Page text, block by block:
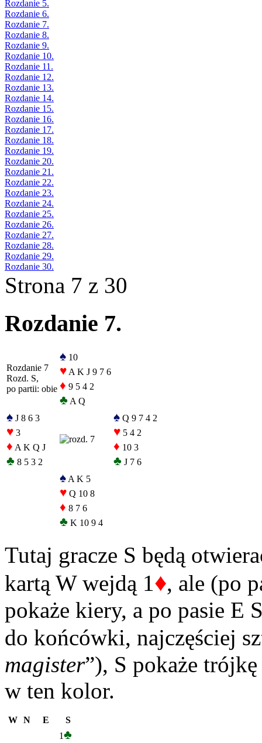
Rozdanie 5.
Rozdanie 6.
Rozdanie 7.
Rozdanie 8.
Rozdanie 9.
Rozdanie 10.
Rozdanie 11.
Rozdanie 12.
Rozdanie 13.
Rozdanie 14.
Rozdanie 15.
Rozdanie 16.
Rozdanie 17.
Rozdanie 18.
Rozdanie 19.
Rozdanie 20.
Rozdanie 21.
Rozdanie 22.
Rozdanie 23.
Rozdanie 24.
Rozdanie 25.
Rozdanie 26.
Rozdanie 27.
Rozdanie 28.
Rozdanie 29.
Rozdanie 30.
Strona 7 z 30
Rozdanie 7.
Rozdanie 7
Rozd. S,
po partii: obie
♠ 10
♥ A K J 9 7 6
♦ 9 5 4 2
♣ A Q
♠ J 8 6 3
♥ 3
♦ A K Q J
♣ 8 5 3 2
♠ Q 9 7 4 2
♥ 5 4 2
♦ 10 3
♣ J 7 6
♠ A K 5
♥ Q 10 8
♦ 8 7 6
♣ K 10 9 4
Tutaj gracze S będą
kartą W wejdą 1♦, ale (po
pokaże kiery, a po pasie E
do końcówki, najczęściej
magister”), S pokaże
w ten kolor.
W N E
S
1♣